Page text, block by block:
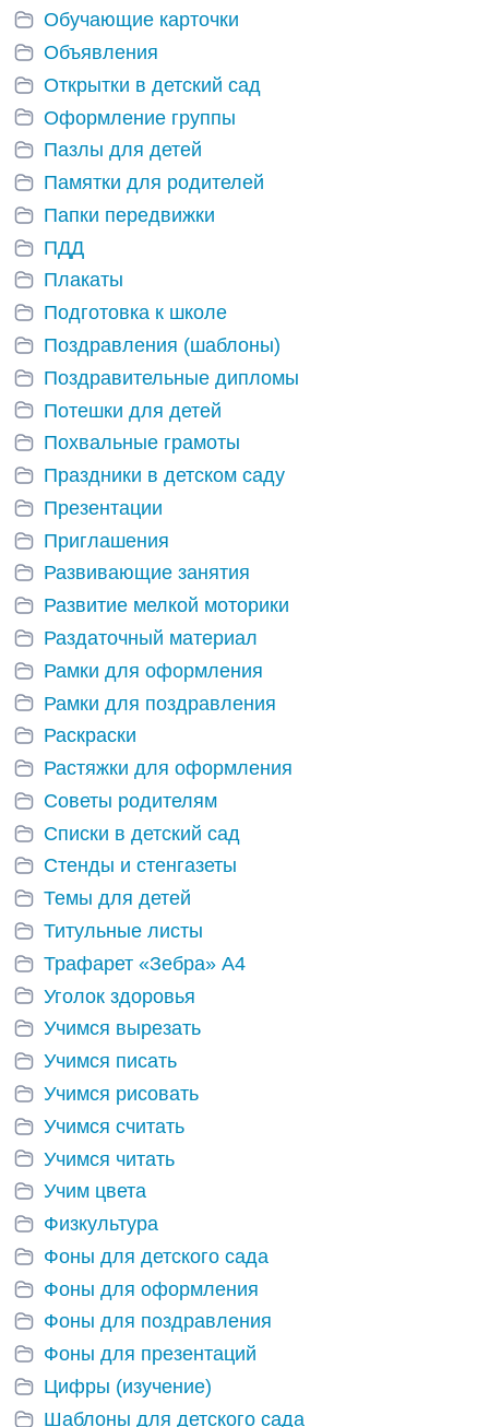
Обучающие карточки
Объявления
Открытки в детский сад
Оформление группы
Пазлы для детей
Памятки для родителей
Папки передвижки
ПДД
Плакаты
Подготовка к школе
Поздравления (шаблоны)
Поздравительные дипломы
Потешки для детей
Похвальные грамоты
Праздники в детском саду
Презентации
Приглашения
Развивающие занятия
Развитие мелкой моторики
Раздаточный материал
Рамки для оформления
Рамки для поздравления
Раскраски
Растяжки для оформления
Советы родителям
Списки в детский сад
Стенды и стенгазеты
Темы для детей
Титульные листы
Трафарет «Зебра» А4
Уголок здоровья
Учимся вырезать
Учимся писать
Учимся рисовать
Учимся считать
Учимся читать
Учим цвета
Физкультура
Фоны для детского сада
Фоны для оформления
Фоны для поздравления
Фоны для презентаций
Цифры (изучение)
Шаблоны для детского сада